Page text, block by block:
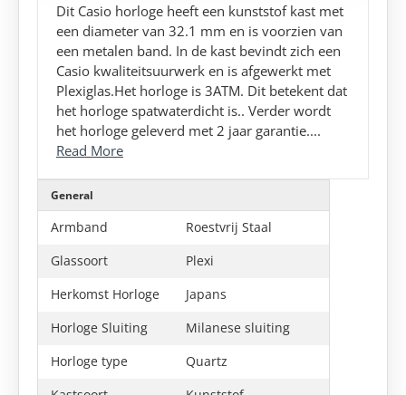
Dit Casio horloge heeft een kunststof kast met
een diameter van 32.1 mm en is voorzien van
een metalen band. In de kast bevindt zich een
Casio kwaliteitsuurwerk en is afgewerkt met
Plexiglas.Het horloge is 3ATM. Dit betekent dat
het horloge spatwaterdicht is.. Verder wordt
het horloge geleverd met 2 jaar garantie....
Read More
General
Armband
Roestvrij Staal
Glassoort
Plexi
Herkomst Horloge
Japans
Horloge Sluiting
Milanese sluiting
Horloge type
Quartz